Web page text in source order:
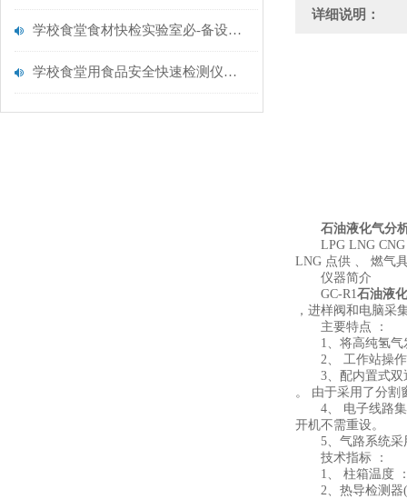
学校食堂食材快检实验室必-备设备清单【云唐仪器推荐】
学校食堂用食品安全快速检测仪器【行业推荐】云唐食品安全检测仪
详细说明：
石油液化气分
LPG LNG CNG
LNG 点供 、 燃气
仪器简介
GC-R1石油液
，进样阀和电脑采
主要特点 ：
1、将高纯氢气发
2、 工作站操作
3、配内置式双通
。 由于采用了分割
4、 电子线路集
开机不需重设。
5、气路系统采用
技术指标 ：
1、 柱箱温度 ：
2、热导检测器